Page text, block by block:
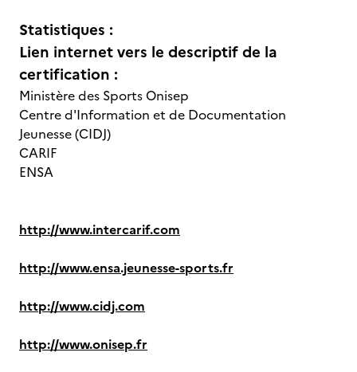
Statistiques :
Lien internet vers le descriptif de la
certification :
Ministère des Sports Onisep
Centre d'Information et de Documentation
Jeunesse (CIDJ)
CARIF
ENSA
http://www.intercarif.com
http://www.ensa.jeunesse-sports.fr
http://www.cidj.com
http://www.onisep.fr